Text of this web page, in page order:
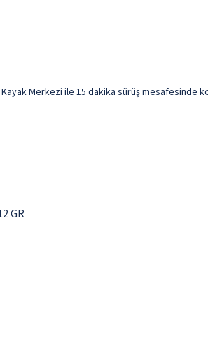
Merkezi ile 15 dakika sürüş mesafesinde
GR